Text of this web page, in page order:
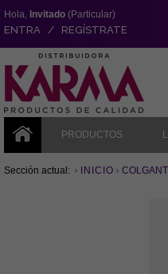
Hola, Invitado (Particular)
ENTRA / REGÍSTRATE
PRODUCTOS
Sección actual: INICIO